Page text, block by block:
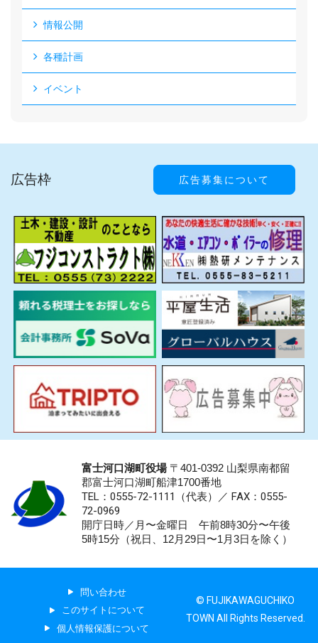
情報公開
各種計画
イベント
広告枠 広告募集について
富士河口湖町役場〒401-0392 山梨県南都留
郡富士河口湖町船津1700番地
TEL：0555-72-1111 （代表）／ FAX：0555-
72-0969
開庁日時／月〜金曜日 午前8時30分〜午後
5時15分（祝日、12月29日〜1月3日を除く）
問い合わせ
このサイトについて
個人情報保護について
© FUJIKAWAGUCHIKO
TOWN All Rights Reserved.